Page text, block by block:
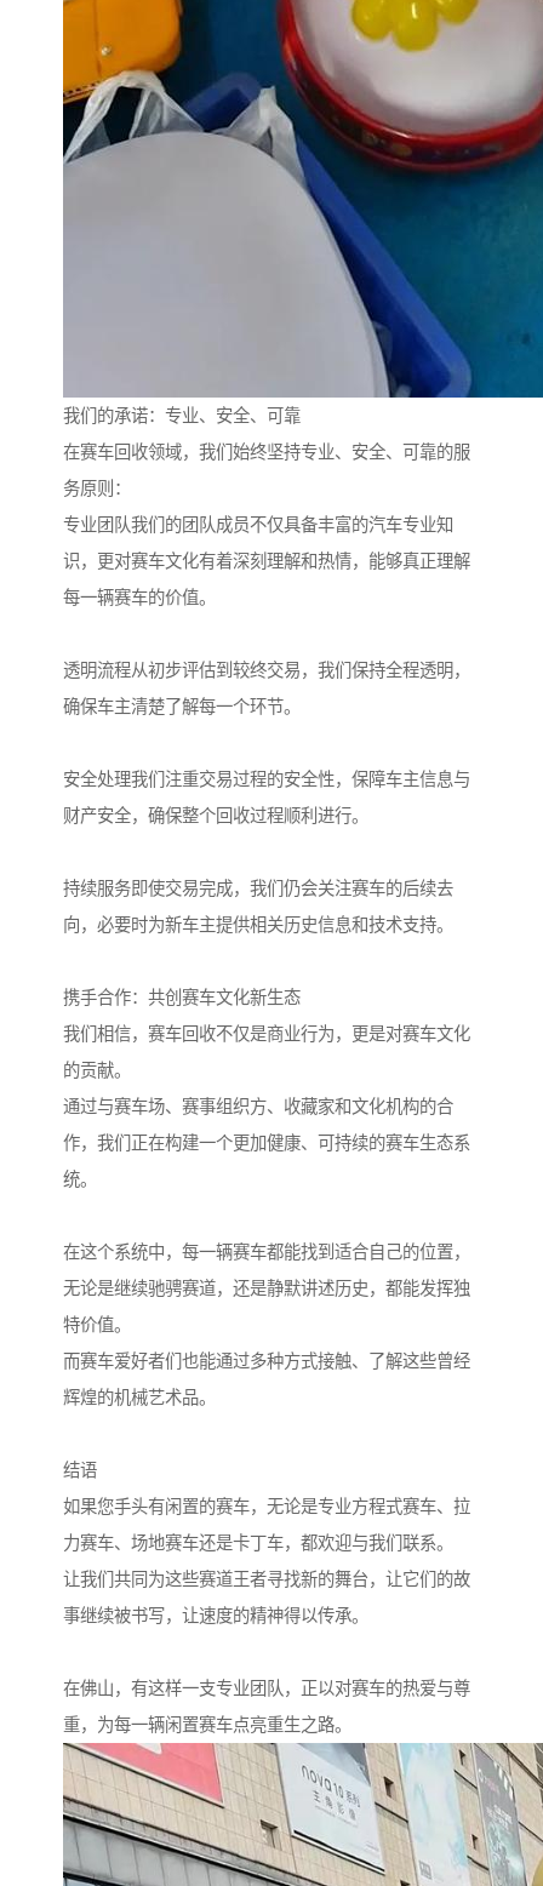
我们的承诺：专业、安全、可靠
在赛车回收领域，我们始终坚持专业、安全、可靠的服
务原则：
专业团队我们的团队成员不仅具备丰富的汽车专业知
识，更对赛车文化有着深刻理解和热情，能够真正理解
每一辆赛车的价值。
透明流程从初步评估到较终交易，我们保持全程透明，
确保车主清楚了解每一个环节。
安全处理我们注重交易过程的安全性，保障车主信息与
财产安全，确保整个回收过程顺利进行。
持续服务即使交易完成，我们仍会关注赛车的后续去
向，必要时为新车主提供相关历史信息和技术支持。
携手合作：共创赛车文化新生态
我们相信，赛车回收不仅是商业行为，更是对赛车文化
的贡献。
通过与赛车场、赛事组织方、收藏家和文化机构的合
作，我们正在构建一个更加健康、可持续的赛车生态系
统。
在这个系统中，每一辆赛车都能找到适合自己的位置，
无论是继续驰骋赛道，还是静默讲述历史，都能发挥独
特价值。
而赛车爱好者们也能通过多种方式接触、了解这些曾经
辉煌的机械艺术品。
结语
如果您手头有闲置的赛车，无论是专业方程式赛车、拉
力赛车、场地赛车还是卡丁车，都欢迎与我们联系。
让我们共同为这些赛道王者寻找新的舞台，让它们的故
事继续被书写，让速度的精神得以传承。
在佛山，有这样一支专业团队，正以对赛车的热爱与尊
重，为每一辆闲置赛车点亮重生之路。